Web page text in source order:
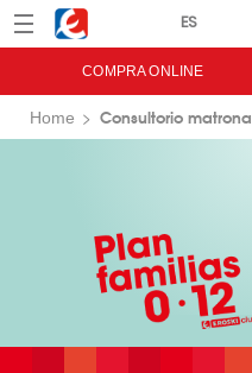
Menú Eroski
COMPRA ONLINE
Home Consultorio matrona